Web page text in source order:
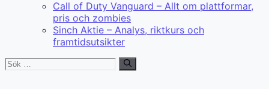
Call of Duty Vanguard – Allt om plattformar,
pris och zombies
Sinch Aktie – Analys, riktkurs och
framtidsutsikter
Sök